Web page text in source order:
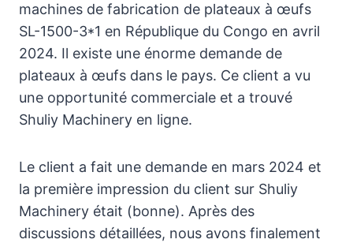
machines de fabrication de plateaux à œufs
SL-1500-3*1 en République du Congo en avril
2024. Il existe une énorme demande de
plateaux à œufs dans le pays. Ce client a vu
une opportunité commerciale et a trouvé
Shuliy Machinery en ligne.
Le client a fait une demande en mars 2024 et
la première impression du client sur Shuliy
Machinery était (bonne). Après des
discussions détaillées, nous avons finalement